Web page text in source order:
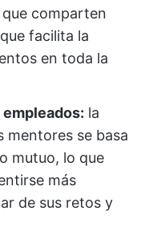
comparten
facilita la
en toda la
la
mentores se basa
mutuo, lo que
más
de sus retos y